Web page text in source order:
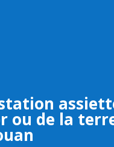
ou de la